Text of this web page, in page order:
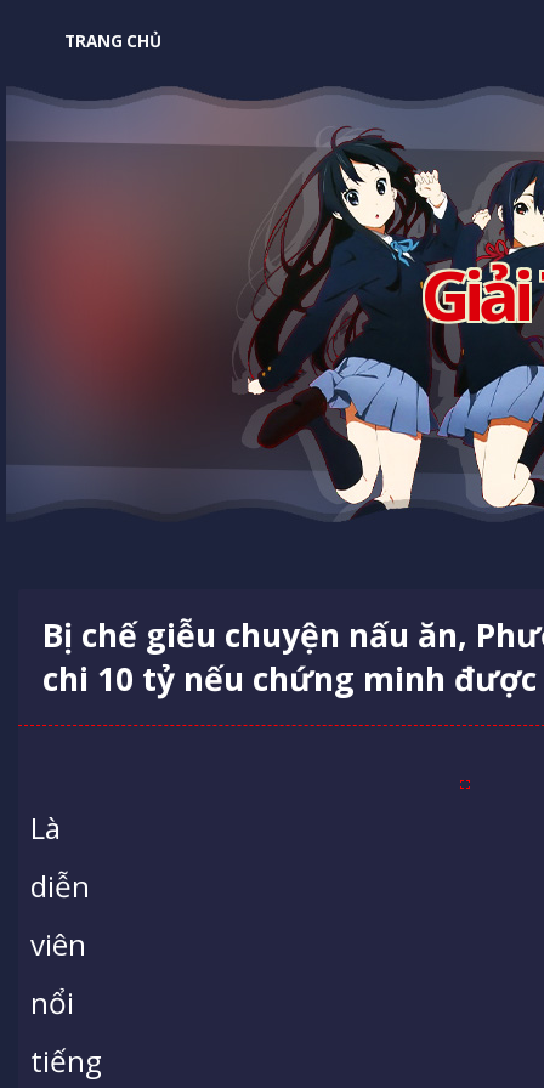
TRANG CHỦ
Bị chế giễu chuyện nấu ăn,
chi 10 tỷ nếu chứng minh
Là
diễn
viên
nổi
tiếng